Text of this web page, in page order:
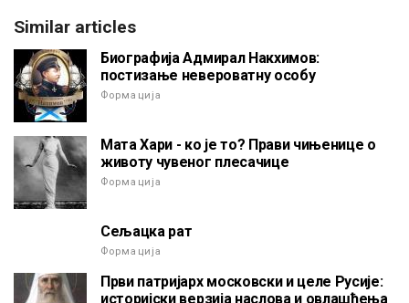
Similar articles
Биографија Адмирал Накхимов:
постизање невероватну особу
Формација
Мата Хари - ко је то? Прави чињенице о
животу чувеног плесачице
Формација
Сељацка рат
Формација
Први патријарх московски и целе Русије:
историјски верзија наслова и овлашћења